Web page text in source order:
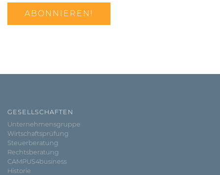
GESELLSCHAFTEN
Unternehmensgruppe
Wirtschaftsprüfung
Steuerberatung
Rechtsberatung
CAMPUS4business
Historie